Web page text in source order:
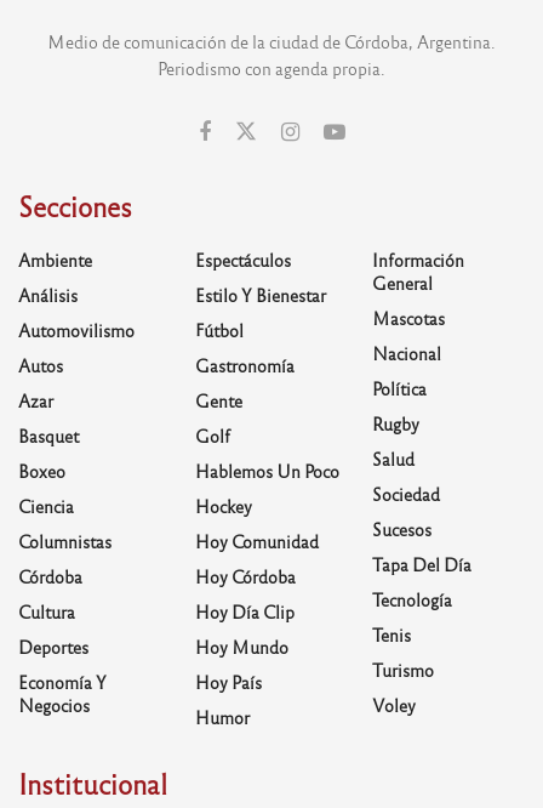
Medio de comunicación de la ciudad de Córdoba, Argentina.
Periodismo con agenda propia.
Secciones
Ambiente
Análisis
Automovilismo
Autos
Azar
Basquet
Boxeo
Ciencia
Columnistas
Córdoba
Cultura
Deportes
Economía Y
Negocios
Espectáculos
Estilo Y Bienestar
Fútbol
Gastronomía
Gente
Golf
Hablemos Un Poco
Hockey
Hoy Comunidad
Hoy Córdoba
Hoy Día Clip
Hoy Mundo
Hoy País
Humor
Información
General
Mascotas
Nacional
Política
Rugby
Salud
Sociedad
Sucesos
Tapa Del Día
Tecnología
Tenis
Turismo
Voley
Institucional